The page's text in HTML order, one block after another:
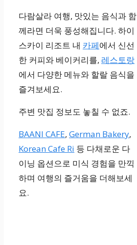
다람살라 여행, 맛있는 음식과 함
께라면 더욱 풍성해집니다. 하이
스카이 리조트 내 카페에서 신선
한 커피와 베이커리를, 레스토랑
에서 다양한 메뉴와 할랄 음식을
즐겨보세요.
주변 맛집 정보도 놓칠 수 없죠.
BAANI CAFE, German Bakery,
Korean Cafe Ri 등 다채로운 다
이닝 옵션으로 미식 경험을 만끽
하며 여행의 즐거움을 더해보세
요.